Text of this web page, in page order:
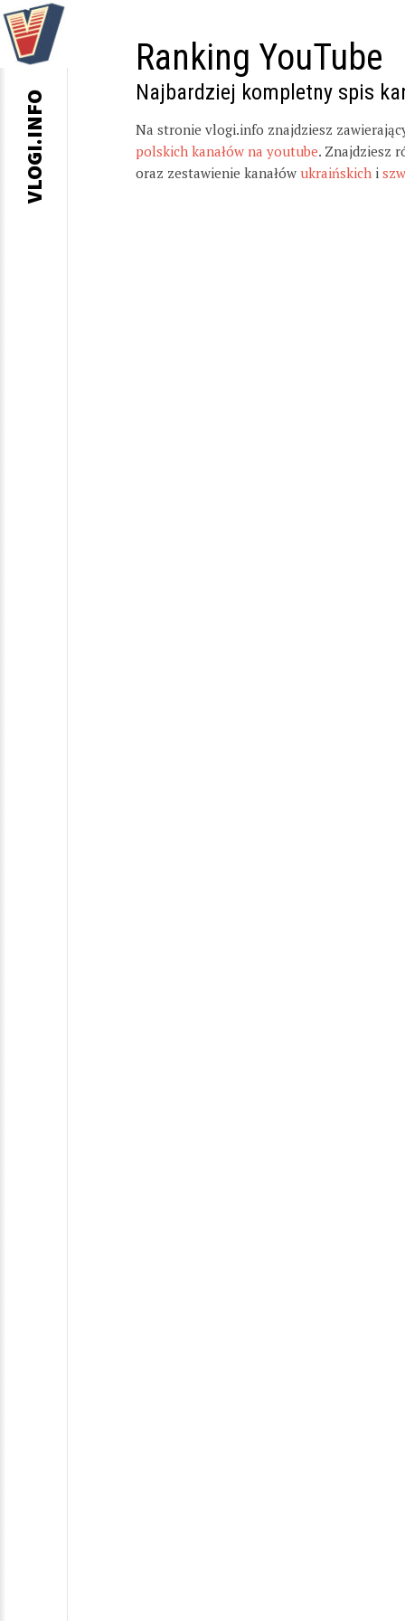
Ranking YouTube
Najbardziej kompletny spis
Na stronie vlogi.info znajdziesz
polskich kanałów na youtube. Znajdziesz
oraz zestawienie kanałów ukraińskich i
VLOGI.INFO